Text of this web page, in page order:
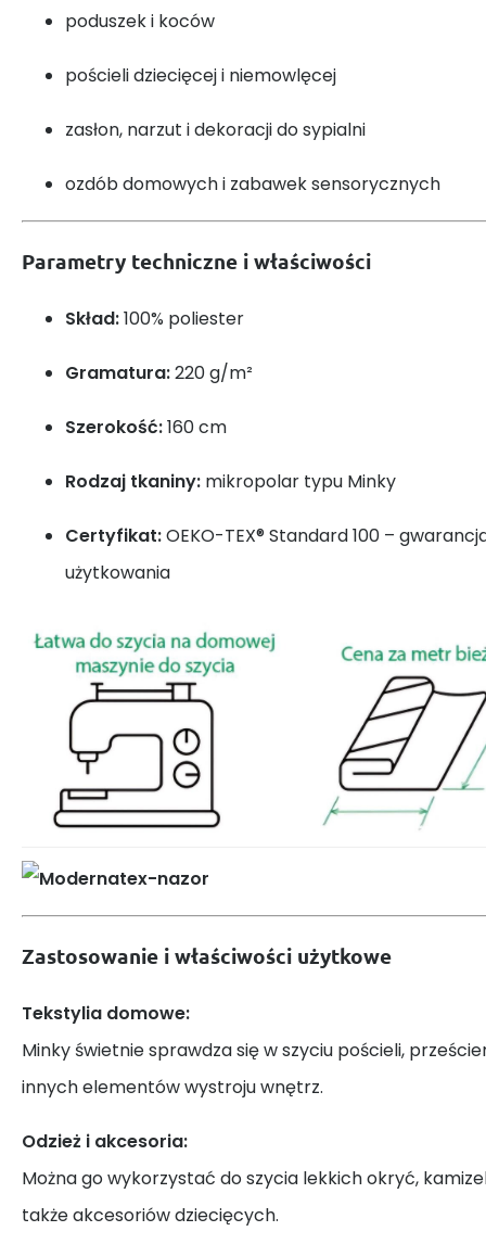
poduszek i koców
pościeli dziecięcej i niemowlęcej
zasłon, narzut i dekoracji do sypialni
ozdób domowych i zabawek sensorycznych
Parametry techniczne i właściwości
Skład:100% poliester
Gramatura:220 g/m²
Szerokość:160 cm
Rodzaj tkaniny: mikropolar typu Minky
Certyfikat:OEKO-TEX® Standard 100 –
użytkowania
Zastosowanie i właściwości użytkowe
Tekstylia domowe:
Minky świetnie sprawdza się w szyciu pościeli,
innych elementów wystroju wnętrz.
Odzież i akcesoria:
Można go wykorzystać do szycia lekkich okryć,
także akcesoriów dziecięcych.